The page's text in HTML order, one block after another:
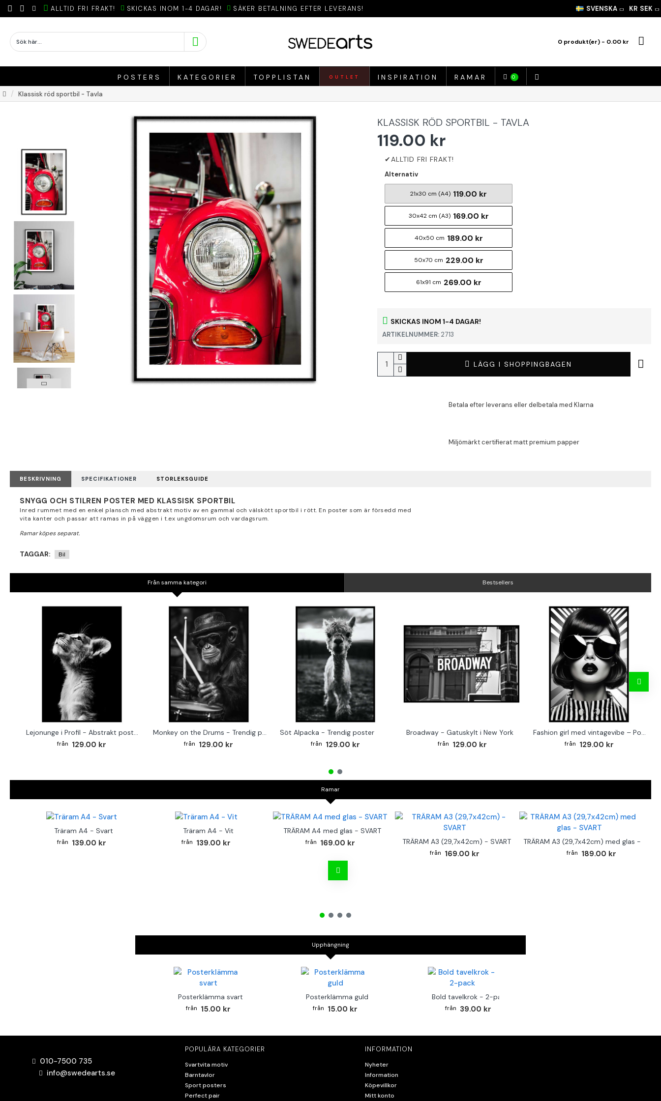
ALLTID FRI FRAKT! SKICKAS INOM 1-4 DAGAR! SÄKER BETALNING EFTER LEVERANS! SVENSKA KR SEK
0 produkt(er) - 0.00 kr
POSTERS KATEGORIER TOPPLISTAN OUTLET INSPIRATION RAMAR 0
Klassisk röd sportbil - Tavla
KLASSISK RÖD SPORTBIL - TAVLA
SKICKAS INOM 1-4 DAGAR!
ARTIKELNUMMER: 2713
119.00 kr
Alternativ
21x30 cm (A4) 119.00 kr
30x42 cm (A3) 169.00 kr
40x50 cm 189.00 kr
50x70 cm 229.00 kr
61x91 cm 269.00 kr
LÄGG I SHOPPINGBAGEN
BESKRIVNING SPECIFIKATIONER STORLEKSGUIDE
SNYGG OCH STILREN POSTER MED KLASSISK SPORTBIL
Inred rummet med en enkel plansch med abstrakt motiv av en gammal och välskött sportbil i rött. En poster som är försedd med
vita kanter och passar att ramas in på väggen i t.ex ungdomsrum och vardagsrum.
TAGGAR: Bil
Från samma kategori Bestsellers
Lejonunge i Profil - Abstrakt poster i svartvitt
129.00 kr
Monkey on the Drums - Trendig poster
129.00 kr
Söt Alpacka - Trendig poster
129.00 kr
Broadway - Gatuskylt i New York
129.00 kr
Fashion girl med vintagevibe – Poster för stilmedvetna hem
129.00 kr
Ramar
Träram A4 - Svart
139.00 kr
Träram A4 - Vit
139.00 kr
TRÄRAM A4 med glas - SVART
169.00 kr TRÄRAM A3 (29,7x42cm) - SVART
169.00 kr
TRÄRAM A3 (29,7x42cm) med glas -
189.00 kr
Upphängning
Posterklämma svart
15.00 kr
Posterklämma guld
15.00 kr
Bold tavelkrok - 2-pack
39.00 kr
010-7500 735
info@swedearts.se
POPULÄRA KATEGORIER
Svartvita motiv
Barntavlor
Sport posters
Perfect pair
INFORMATION
Nyheter
Information
Köpevillkor
Mitt konto